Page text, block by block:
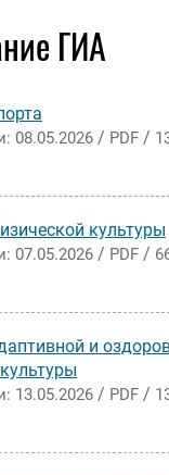
ГИА
08.05.2026 / PDF /
культуры
07.05.2026 / PDF /
и
13.05.2026 / PDF /